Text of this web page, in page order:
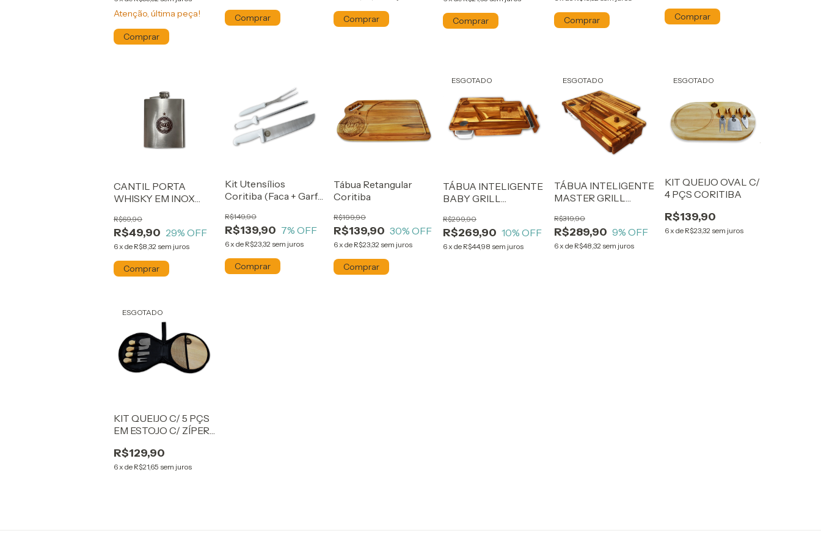
Atenção, última peça!
CANTIL PORTA
WHISKY EM INOX
R$49,90
R$69,90
29% OFF
6x de R$8,32 sem juros
Kit Utensílios
Coritiba (Faca + Garfo
R$139,90
R$149,90
7% OFF
6x de R$23,32 sem juros
Tábua Retangular
Coritiba
R$139,90
R$199,90
30% OFF
6x de R$23,32 sem juros
ESGOTADO
TÁBUA INTELIGENTE
BABY GRILL
R$269,90
R$299,90
10% OFF
6x de R$44,98 sem juros
ESGOTADO
TÁBUA INTELIGENTE
MASTER GRILL
R$289,90
R$319,90
9% OFF
6x de R$48,32 sem juros
ESGOTADO
KIT QUEIJO OVAL C/
4 PÇS CORITIBA
R$139,90
6x de R$23,32 sem juros
ESGOTADO
KIT QUEIJO C/ 5 PÇS
EM ESTOJO C/ ZÍPER
R$129,90
6x de R$21,65 sem juros